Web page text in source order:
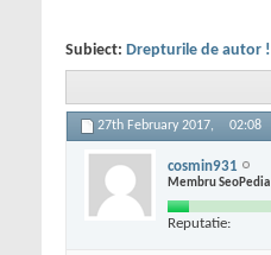
Subiect: Drepturile de autor !
27th February 2017, 02:08
cosmin931
Membru SeoPedia
Reputatie: